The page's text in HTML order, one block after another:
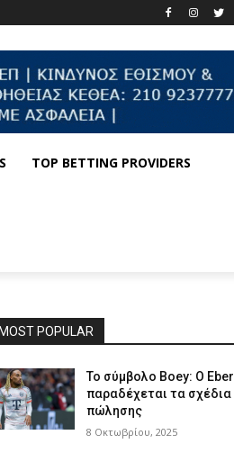
TOP BETTING PROVIDERS
MOST POPULAR
Το σύμβολο Boey: Ο Eberl
παραδέχεται τα σχέδια
πώλησης
8 Οκτωβρίου, 2025